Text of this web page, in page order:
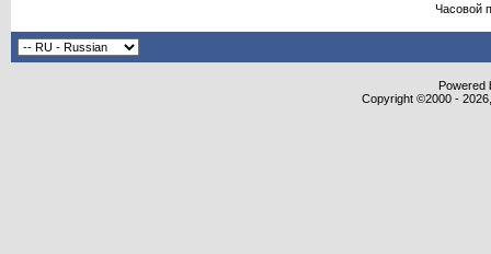
Часовой
Powered
Copyright ©2000 -